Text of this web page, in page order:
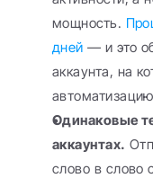
мощность.
дней — и это
аккаунта, на
Одинаковые
аккаунтах.
слово в слово